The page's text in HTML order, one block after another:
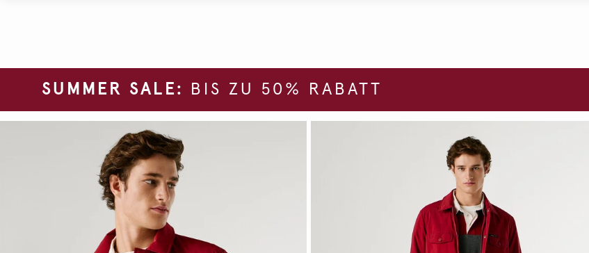
SUMMER SALE: BIS ZU 50% RABATT